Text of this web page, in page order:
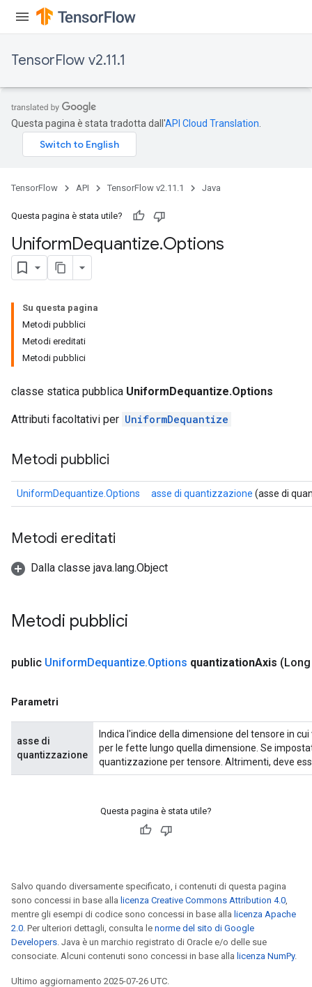
TensorFlow v2.11.1
Questa pagina è stata tradotta dall'API Cloud Translation
TensorFlow API TensorFlow v2.11.1 Java
Questa pagina è stata utile?
UniformDequantize.Options
Su questa pagina
Metodi pubblici
Metodi ereditati
Metodi pubblici
classe statica pubblica UniformDequantize.Options
Attributi facoltativi per UniformDequantize
Metodi pubblici
UniformDequantize.Options asse di quantizzazione (asse di
Metodi ereditati
Dalla classe java.lang.Object
Metodi pubblici
public UniformDequantize.Options quantizationAxis
Parametri
asse di
quantizzazione
Indica l'indice della dimensione del tensore in
per le fette lungo quella dimensione. Se
quantizzazione per tensore. Altrimenti, deve
Questa pagina è stata utile?
Salvo quando diversamente specificato, i contenuti di questa pagina
sono concessi in base alla licenza Creative Commons Attribution 4.0,
mentre gli esempi di codice sono concessi in base alla licenza Apache
2.0. Per ulteriori dettagli, consulta le norme del sito di Google
Developers. Java è un marchio registrato di Oracle e/o delle sue
consociate. Alcuni contenuti sono concessi in base alla licenza NumPy.
Ultimo aggiornamento 2025-07-26 UTC.